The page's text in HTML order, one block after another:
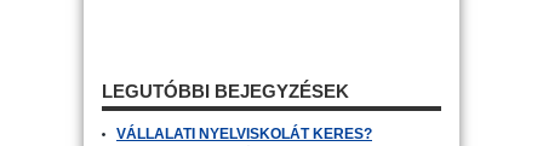
LEGUTÓBBI BEJEGYZÉSEK
VÁLLALATI NYELVISKOLÁT KERES?